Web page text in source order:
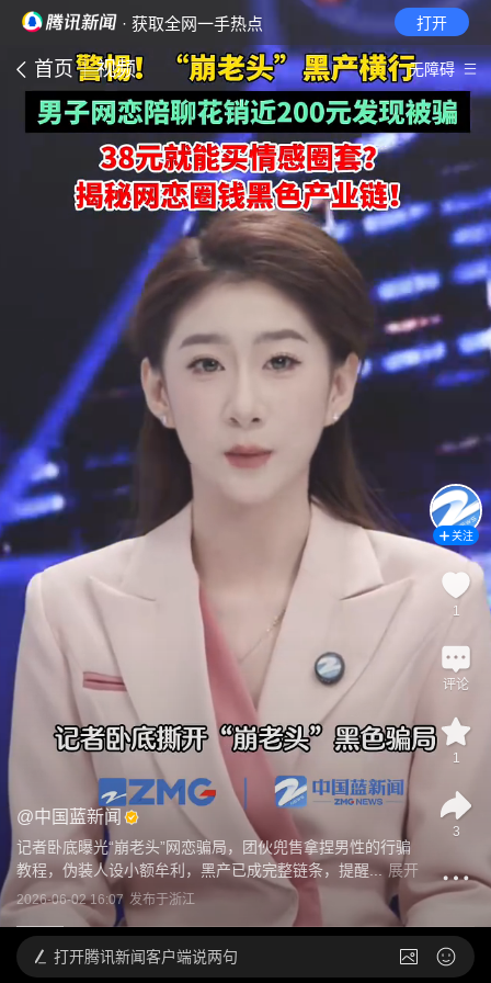
· 获取全网一手热点 打开
首页 视频 无障碍
@中国蓝新闻
记者卧底曝光“崩老头”网恋骗局，团伙兜售拿捏男性的行骗
教程，伪装人设小额牟利，黑产已成完整链条，提醒...
展开
2026-06-02 16:07 发布于浙江
关注
1
评论
1
3
打开腾讯新闻客户端说两句